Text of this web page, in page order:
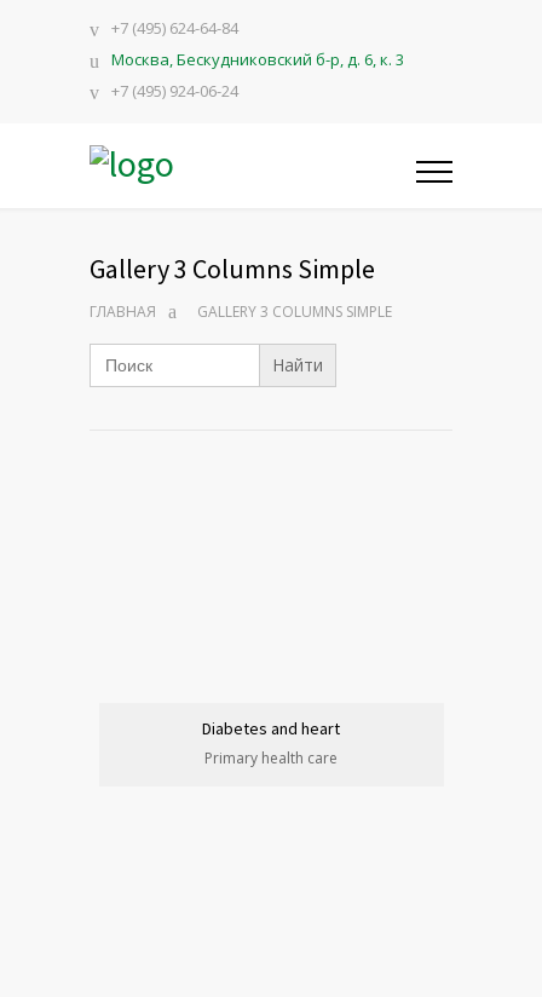
+7 (495) 624-64-84
Москва, Бескудниковский б-р, д. 6, к. 3
+7 (495) 924-06-24
Gallery 3 Columns Simple
ГЛАВНАЯ GALLERY 3 COLUMNS SIMPLE
Search
for:
Diabetes and heart
Primary health care